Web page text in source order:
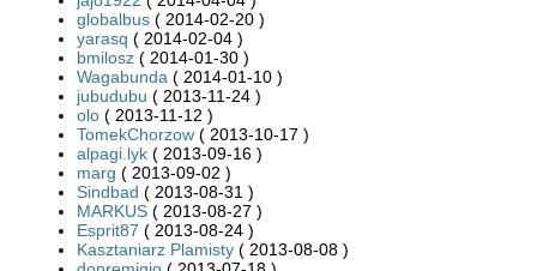
globalbus ( 2014-02-20 )
yarasq ( 2014-02-04 )
bmilosz ( 2014-01-30 )
Wagabunda ( 2014-01-10 )
jubudubu ( 2013-11-24 )
olo ( 2013-11-12 )
TomekChorzow ( 2013-10-17 )
alpagi.lyk ( 2013-09-16 )
marg ( 2013-09-02 )
Sindbad ( 2013-08-31 )
MARKUS ( 2013-08-27 )
Esprit87 ( 2013-08-24 )
Kasztaniarz Plamisty ( 2013-08-08 )